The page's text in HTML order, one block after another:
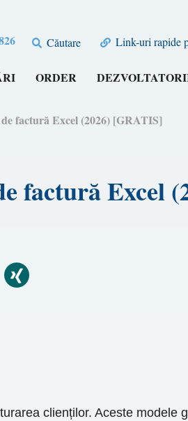
Căutare Link-uri rapide
ORDER
factură Excel (2026) [GRATIS]
factură Excel
clienților. Aceste modele